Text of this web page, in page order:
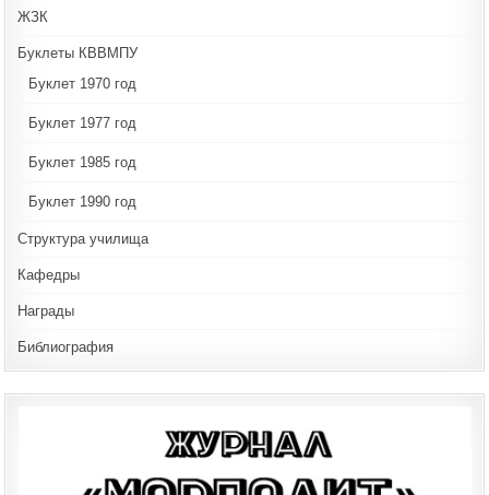
ЖЗК
Буклеты КВВМПУ
Буклет 1970 год
Буклет 1977 год
Буклет 1985 год
Буклет 1990 год
Структура училища
Кафедры
Награды
Библиография